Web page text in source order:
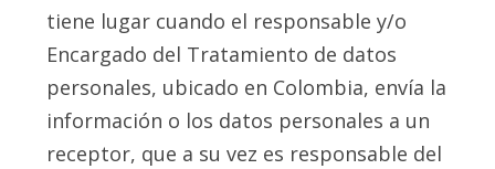
tiene lugar cuando el responsable y/o
Encargado del Tratamiento de datos
personales, ubicado en Colombia, envía la
información o los datos personales a un
receptor, que a su vez es responsable del